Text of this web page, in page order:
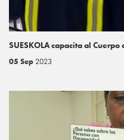
SUESKOLA capacita al Cuerpo
05 Sep 2023